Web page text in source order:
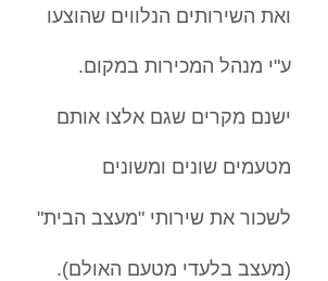
ואת השירותים הנלווים שהוצעו
ע"י מנהל המכירות במקום.
ישנם מקרים שגם אלצו אותם
מטעמים שונים ומשונים
לשכור את שירותי "מעצב הבית"
(מעצב בלעדי מטעם האולם).